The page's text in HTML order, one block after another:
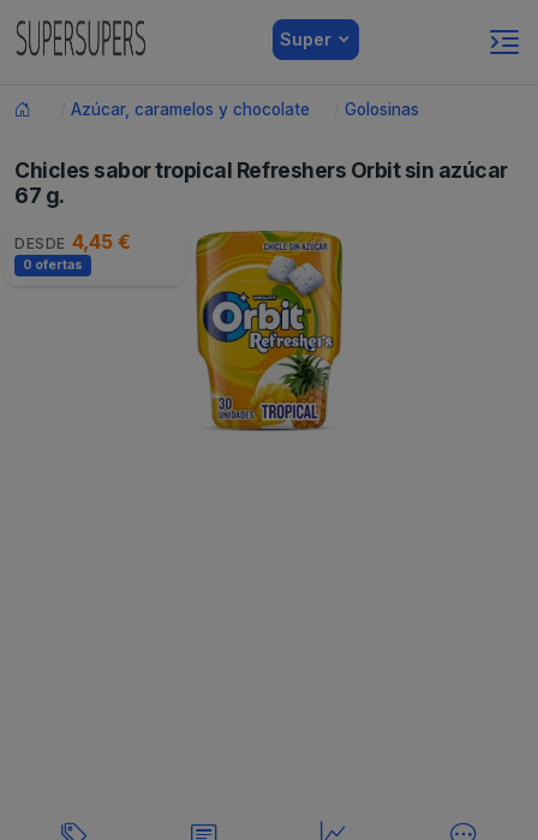
Super
Azúcar, caramelos y chocolate Golosinas
Chicles sabor tropical Refreshers Orbit sin azúcar
67 g.
DESDE 4,45 €
0 ofertas